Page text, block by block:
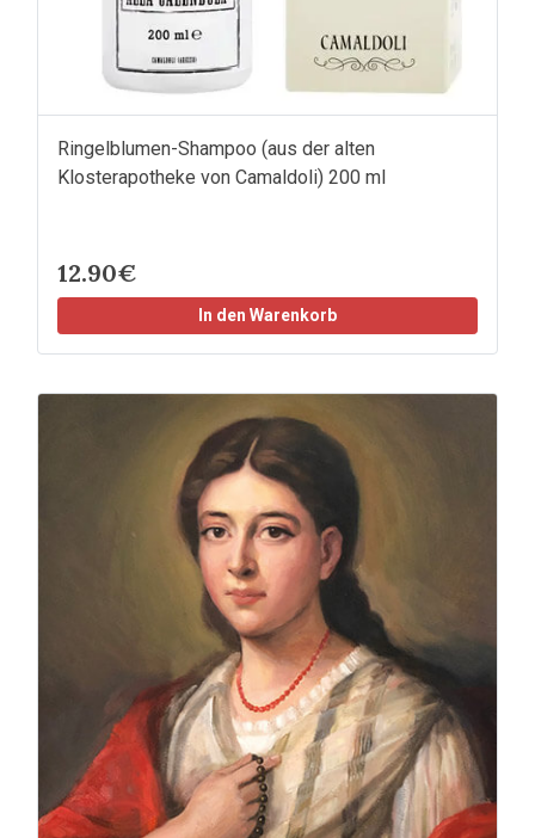
Ringelblumen-Shampoo (aus der alten
Klosterapotheke von Camaldoli) 200 ml
12.90€
In den Warenkorb